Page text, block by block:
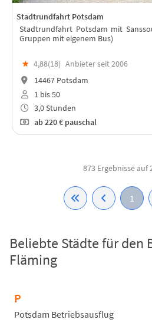
Stadtrundfahrt Potsdam
Stadtrundfahrt Potsdam mit
Gruppen mit eigenem Bus)
★ 4,88(18) Anbieter seit 2006
14467 Potsdam
1 bis 50
3,0 Stunden
ab220 € pauschal
873 Ergebnisse auf
1
Beliebte Städte für den
Fläming
P
Potsdam Betriebsausflug